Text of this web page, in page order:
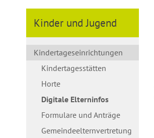
Kinder und Jugend
Kindertageseinrichtungen
Kindertagesstätten
Horte
Digitale Elterninfos
Formulare und Anträge
Gemeindeelternvertretung